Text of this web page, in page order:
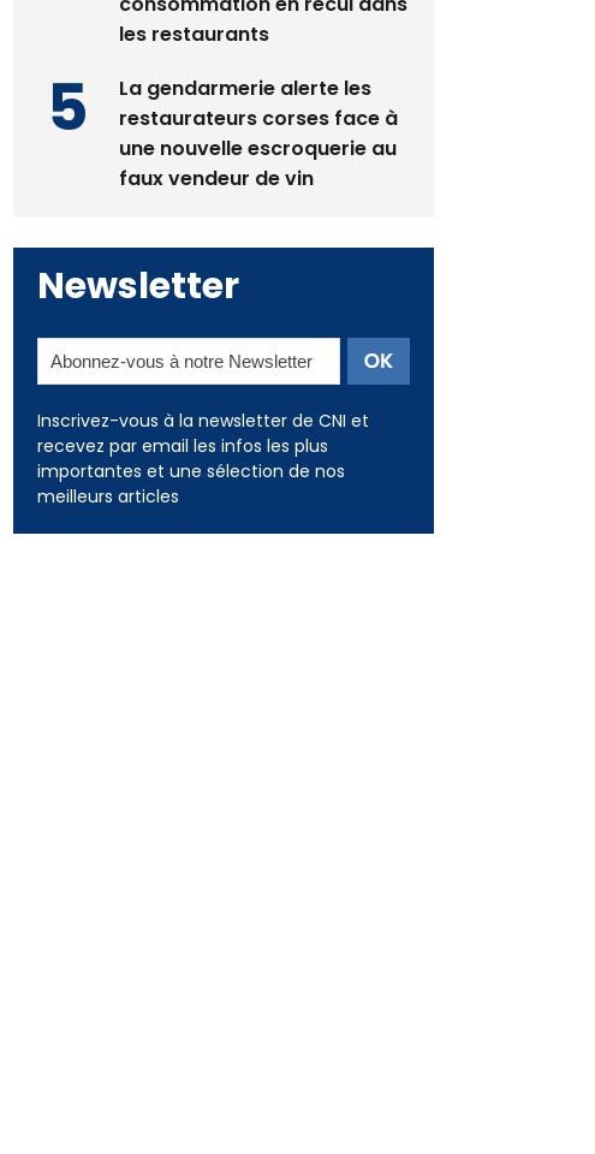
les restaurants
La gendarmerie alerte les
restaurateurs corses face à
une nouvelle escroquerie au
faux vendeur de vin
Newsletter
Inscrivez-vous à la newsletter de CNI et
recevez par email les infos les plus
importantes et une sélection de nos
meilleurs articles